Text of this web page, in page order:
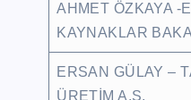
AHMET ÖZKAYA -
KAYNAKLAR
ERSAN GÜLAY –
ÜRETİM A.Ş.